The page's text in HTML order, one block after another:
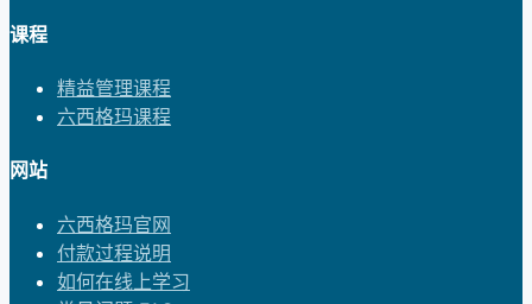
课程
精益管理课程
六西格玛课程
网站
六西格玛官网
付款过程说明
如何在线上学习